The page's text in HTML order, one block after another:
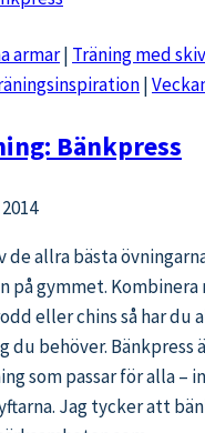
armar| Träning med
|
Bänkpress
de allra bästa
på gymmet. Kombinera
eller chins så har du
du behöver. Bänkpress
som passar för alla –
Jag tycker att